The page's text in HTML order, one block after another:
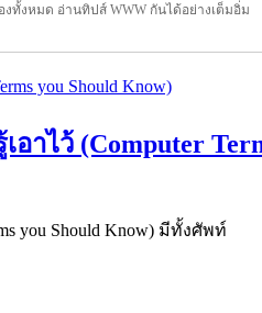
งทั้งหมด อ่านทิปส์ WWW กันได้อย่างเต็มอิ่ม
าไว้ (Computer
you Should Know) มีทั้งศัพท์